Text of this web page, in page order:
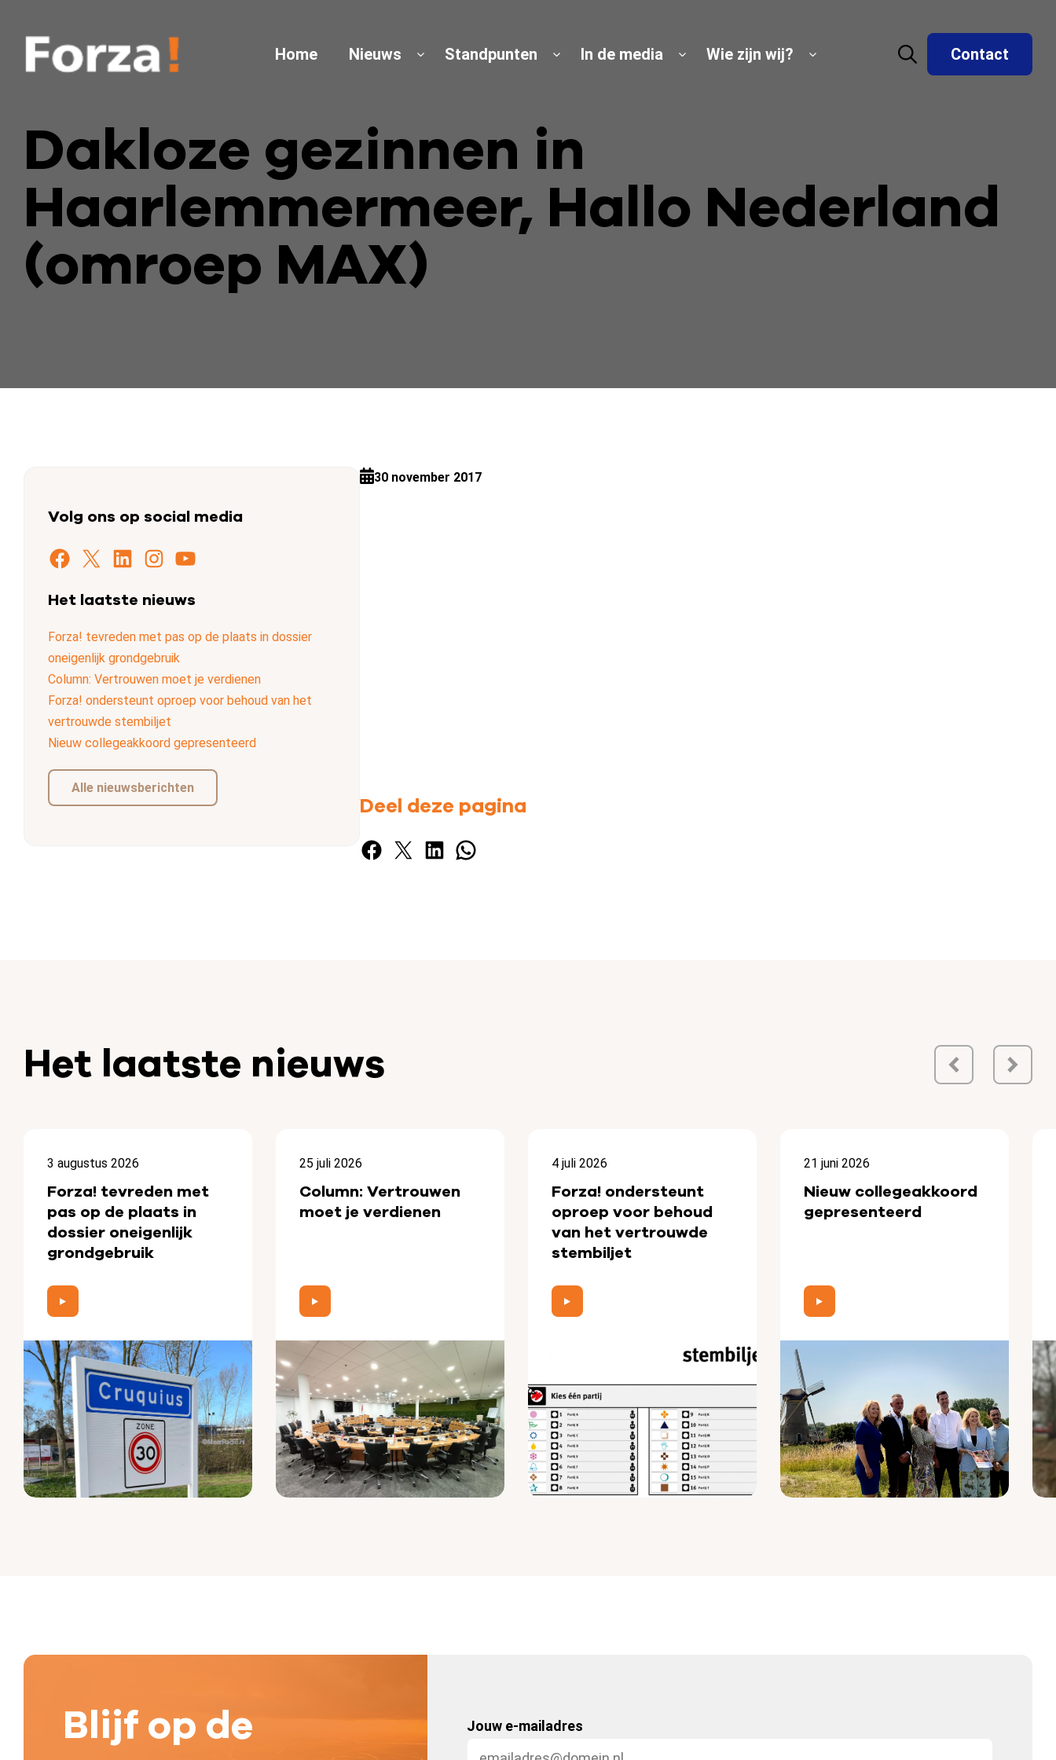
Home Nieuws Standpunten In de media Wie zijn wij? Contact
Dakloze gezinnen in
Haarlemmermeer, Hallo Nederland
(omroep MAX)
Volg ons op social media
Facebook X LinkedIn Instagram YouTube
Het laatste nieuws
Forza! tevreden met pas op de plaats in dossier
oneigenlijk grondgebruik
Column: Vertrouwen moet je verdienen
Forza! ondersteunt oproep voor behoud van het
vertrouwde stembiljet
Nieuw collegeakkoord gepresenteerd
Alle nieuwsberichten
30 november 2017
Deel deze pagina
Facebook X LinkedIn WhatsApp
Het laatste nieuws
3 augustus 2026
Forza! tevreden met
pas op de plaats in
dossier oneigenlijk
grondgebruik
25 juli 2026
Column: Vertrouwen
moet je verdienen
4 juli 2026
Forza! ondersteunt
oproep voor behoud
van het vertrouwde
stembiljet
21 juni 2026
Nieuw collegeakkoord
gepresenteerd
Blijf op de
Jouw e-mailadres